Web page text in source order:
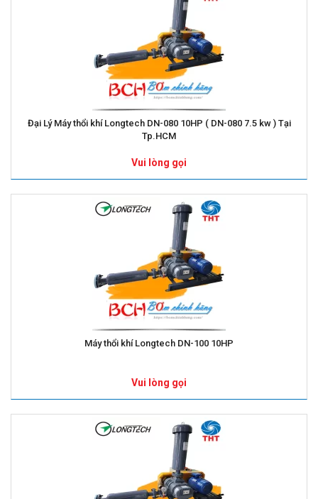
Đại Lý Máy thổi khí Longtech DN-080 10HP ( DN-080 7.5 kw ) Tại
Tp.HCM
Vui lòng gọi
Máy thổi khí Longtech DN-100 10HP
Vui lòng gọi